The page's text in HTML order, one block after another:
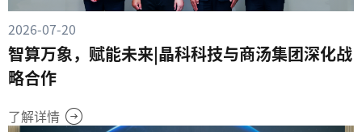
2026-07-20
智算万象，赋能未来|晶科科技与商汤集团深化战
略合作
了解详情